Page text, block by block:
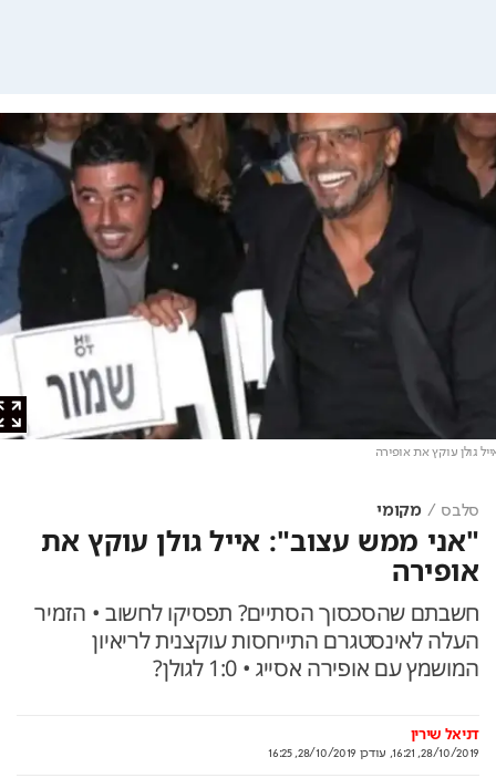
גולן עוקץ את אופירה
סלבס מקומי
"אני ממש עצוב": אייל גולן עוקץ את
אופירה
חשבתם שהסכסוך הסתיים? תפסיקו לחשוב • הזמיר
העלה לאינסטגרם התייחסות עוקצנית לריאיון
המושמץ עם אופירה אסייג • 1:0 לגולן?
דניאל שירין
28/10/2019, 16:21
,עודכן28/10/2019, 16:25